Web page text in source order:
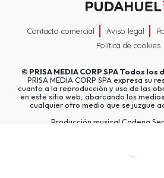
Contacto comercial Aviso legal
Política de cookies
© PRISA MEDIA CORP SPATodos los
PRISA MEDIA CORP SPA expresa su
cuanto a la reproducción y uso de las
en este sitio web, abarcando los
cualquier otro medio que se juzgue
Producción musical Cadena